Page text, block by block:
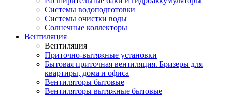
Системы водоподготовки
Системы очистки воды
Солнечные коллекторы
Вентиляция
Вентиляция
Приточно-вытяжные установки
Бытовая приточная вентиляция. Бризеры для
квартиры, дома и офиса
Вентиляторы бытовые
Вентиляторы вытяжные бытовые